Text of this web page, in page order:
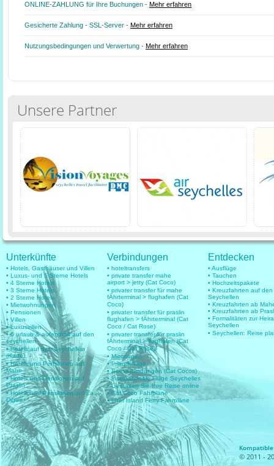
ONLINE-ZAHLUNG für Ihre Buchungen - Mehr erfahren
Gesicherte Zahlung - SSL-Server - Mehr erfahren
Nutzungsbedingungen und Verwertung - Mehr erfahren
Unsere Partner
Unterkünfte
• Hotels, Gasthäuser und Villen
• Luxus- und 5 Sterne Hotels
• 4 Sterne Hotels
• 3 Sterne Hotels
• 2 Sterne Hotels
• Mietwohnungen
• Pensionen
• Villen
• Luxusvillen
• 6 urlaub & aufenthalt auf den
seychellen
• Hotels auf den Seychellen
(Karte)
• Hotels und Pensionen auf
Mahe
• Hotels und Pensionen auf
Praslin
• Hotels und Pensionen auf La
Digue
Verbindungen
• hoteltransfers
• private transfer mahe
airport > jetty (Cat Coco)
• privater transfer für mahe
fÄhrterminal > flughafen (Cat
Coco)
• privater transfer für praslin
flughafen > fÄhrterminal (Cat
Coco / Cat Rose)
• privater transfer für praslin
fÄhrterminal > flughafen (Cat
Coco / Cat Rose)
• Mietwagen
• Inlandsflüge
• Seeverbindungen (Cat Cocos)
• Internationale Flüge Seychelles
• Gestalten Sie Ihre Reise online
• Cat Coco Fahrpläne
• Inter Island Ferry Fahrpläne
Entdecken
• Ausflüge
• Tauchen
• Hochzeitspakete
• Kreuzfahrten auf den
Seychellen
• Kreuzfahrten ab
• Kreuzfahrten ab
• Formalitäten zur
Seychellen
• Seychellen: Reise
© 2011 -